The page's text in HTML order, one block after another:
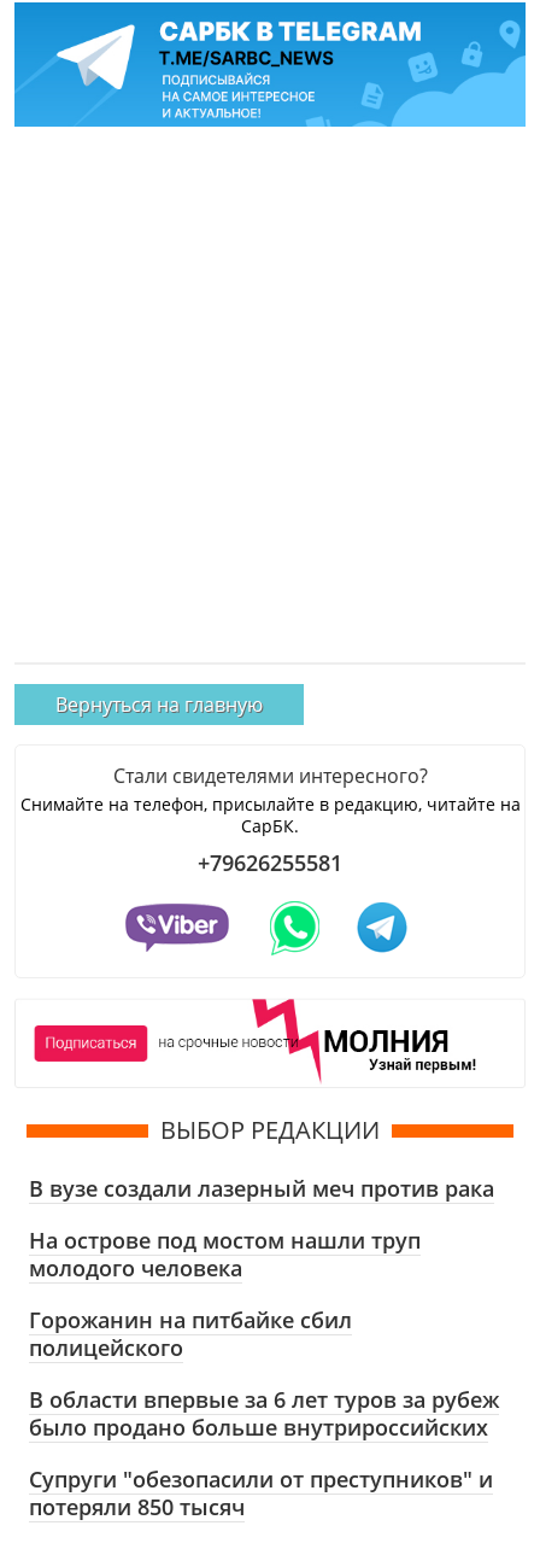
Вернуться на главную
Стали свидетелями интересного?
Снимайте на телефон, присылайте в редакцию, читайте на
СарБК.
+79626255581
ВЫБОР РЕДАКЦИИ
В вузе создали лазерный меч против рака
На острове под мостом нашли труп
молодого человека
Горожанин на питбайке сбил
полицейского
В области впервые за 6 лет туров за рубеж
было продано больше внутрироссийских
Супруги "обезопасили от преступников" и
потеряли 850 тысяч